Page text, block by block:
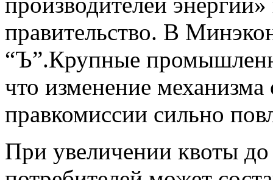
правительство. В
“Ъ”.Крупные
что изменение механизма
правкомиссии сильно
При увеличении квоты